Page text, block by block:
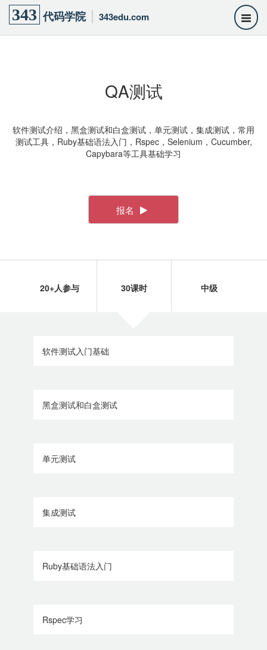
343 代码学院 343edu.com
QA测试
软件测试介绍，黑盒测试和白盒测试，单元测试，集成测试，常用
测试工具，Ruby基础语法入门，Rspec，Selenium，Cucumber,
Capybara等工具基础学习
报名
20+人参与 30课时 中级
软件测试入门基础
黑盒测试和白盒测试
单元测试
集成测试
Ruby基础语法入门
Rspec学习